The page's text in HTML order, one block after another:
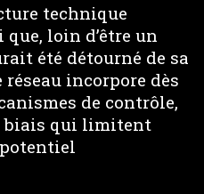
technique
loin d’être un
été détourné de sa
incorpore dès
de contrôle,
biais qui limitent